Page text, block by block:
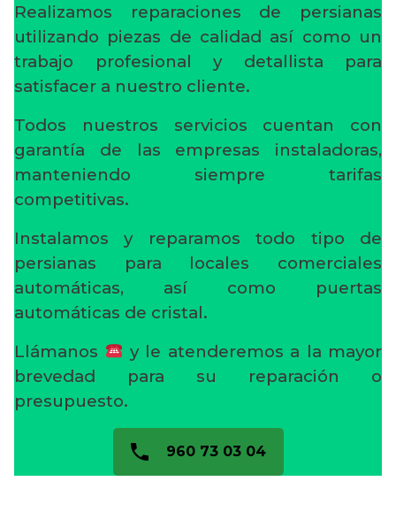
Realizamos reparaciones de persianas
utilizando piezas de calidad así como un
trabajo profesional y detallista para
satisfacer a nuestro cliente.
Todos nuestros servicios cuentan con
garantía de las empresas instaladoras,
manteniendo siempre tarifas
competitivas.
Instalamos y reparamos todo tipo de
persianas para locales comerciales
automáticas, así como puertas
automáticas de cristal.
Llámanos
y le atenderemos a la mayor
brevedad para su reparación o
presupuesto.
960 73 03 04